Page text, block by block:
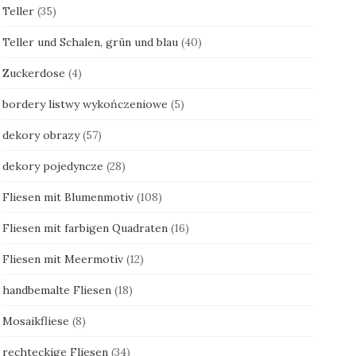
Teller (35)
Teller und Schalen, grün und blau (40)
Zuckerdose (4)
bordery listwy wykończeniowe (5)
dekory obrazy (57)
dekory pojedyncze (28)
Fliesen mit Blumenmotiv (108)
Fliesen mit farbigen Quadraten (16)
Fliesen mit Meermotiv (12)
handbemalte Fliesen (18)
Mosaikfliese (8)
rechteckige Fliesen (34)